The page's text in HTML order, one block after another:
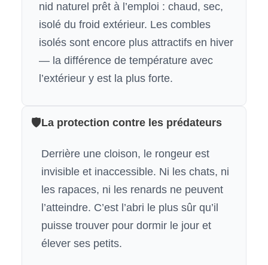
nid naturel prêt à l’emploi : chaud, sec,
isolé du froid extérieur. Les combles
isolés sont encore plus attractifs en hiver
— la différence de température avec
l’extérieur y est la plus forte.
🛡️La protection contre les prédateurs
Derrière une cloison, le rongeur est
invisible et inaccessible. Ni les chats, ni
les rapaces, ni les renards ne peuvent
l’atteindre. C’est l’abri le plus sûr qu’il
puisse trouver pour dormir le jour et
élever ses petits.